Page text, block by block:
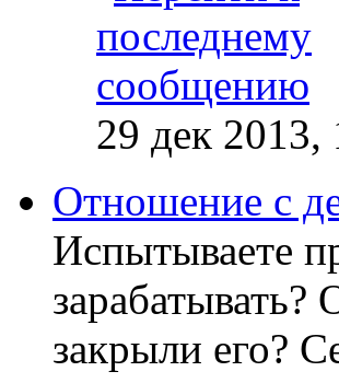
29 дек 2013,
Отношение с
Испытываете
закрыли его?